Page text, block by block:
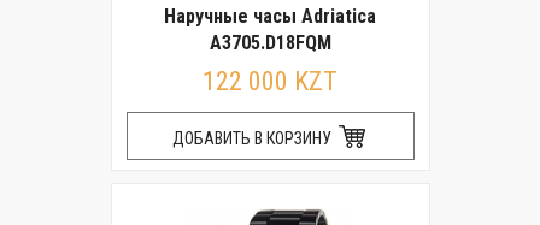
Наручные часы Adriatica
A3705.D18FQM
122 000 KZT
ДОБАВИТЬ В КОРЗИНУ